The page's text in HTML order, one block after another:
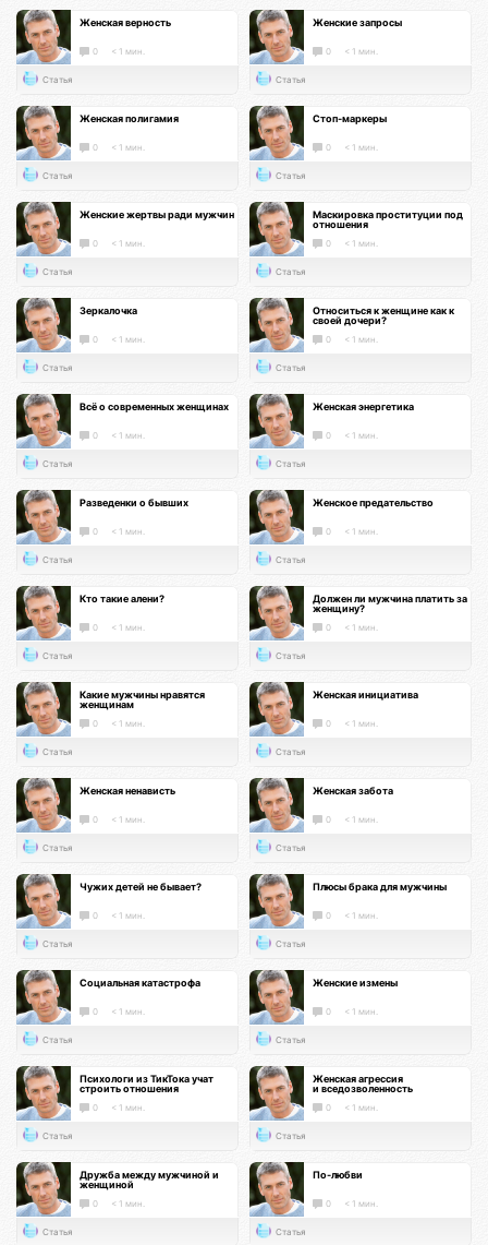
Женская верность
0 < 1 мин.
Статья
Женские запросы
0 < 1 мин.
Статья
Женская полигамия
0 < 1 мин.
Статья
Стоп-маркеры
0 < 1 мин.
Статья
Женские жертвы ради мужчин
0 < 1 мин.
Статья
Маскировка проституции под
отношения
0 < 1 мин.
Статья
Зеркалочка
0 < 1 мин.
Статья
Относиться к женщине как к
своей дочери?
0 < 1 мин.
Статья
Всё о современных женщинах
0 < 1 мин.
Статья
Женская энергетика
0 < 1 мин.
Статья
Разведенки о бывших
0 < 1 мин.
Статья
Женское предательство
0 < 1 мин.
Статья
Кто такие алени?
0 < 1 мин.
Статья
Должен ли мужчина платить за
женщину?
0 < 1 мин.
Статья
Какие мужчины нравятся
женщинам
0 < 1 мин.
Статья
Женская инициатива
0 < 1 мин.
Статья
Женская ненависть
0 < 1 мин.
Статья
Женская забота
0 < 1 мин.
Статья
Чужих детей не бывает?
0 < 1 мин.
Статья
Плюсы брака для мужчины
0 < 1 мин.
Статья
Социальная катастрофа
0 < 1 мин.
Статья
Женские измены
0 < 1 мин.
Статья
Психологи из ТикТока учат
строить отношения
0 < 1 мин.
Статья
Женская агрессия
и вседозволенность
0 < 1 мин.
Статья
Дружба между мужчиной и
женщиной
0 < 1 мин.
Статья
По-любви
0 < 1 мин.
Статья